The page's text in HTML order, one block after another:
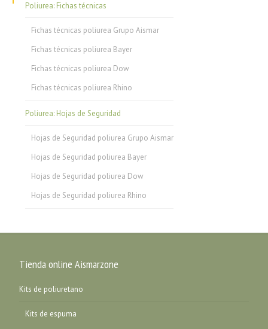
Poliurea: Fichas técnicas
Fichas técnicas poliurea Grupo Aismar
Fichas técnicas poliurea Bayer
Fichas técnicas poliurea Dow
Fichas técnicas poliurea Rhino
Poliurea: Hojas de Seguridad
Hojas de Seguridad poliurea Grupo Aismar
Hojas de Seguridad poliurea Bayer
Hojas de Seguridad poliurea Dow
Hojas de Seguridad poliurea Rhino
Tienda online Aismarzone
Kits de poliuretano
Kits de espuma